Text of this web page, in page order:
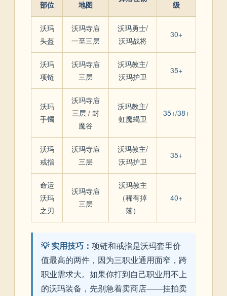
部位 地图 级
沃玛
头盔
沃玛寺庙
一至三层
沃玛勇士/
沃玛战将
30+
沃玛
项链
沃玛寺庙
三层
沃玛教主/
沃玛护卫
35+
沃玛
手镯
沃玛寺庙
三层 / 封
魔谷
沃玛教主/
虹魔蝎卫
35+/38+
沃玛
戒指
沃玛寺庙
三层
沃玛教主/
沃玛护卫
35+
命运
沃玛
之刃
沃玛寺庙
三层
沃玛教主
（稀有掉
落）
40+
💡 实用技巧： 项链和戒指是沃玛套里价
值最高的两件，因为三职业通用面窄，跨
职业需求大。如果你打到自己职业用不上
的沃玛装备，先别急着卖商店——挂拍卖